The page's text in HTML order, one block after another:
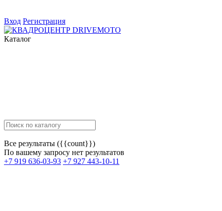
Вход Регистрация
Каталог
Все результаты ({{count}})
По вашему запросу нет результатов
+7 919 636-03-93 +7 927 443-10-11